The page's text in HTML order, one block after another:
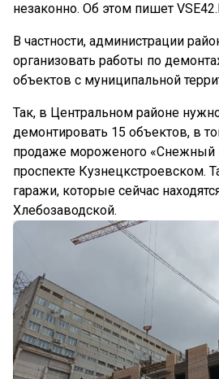
незаконно. Об этом пишет
В частности, администрации
организовать работы по
объектов с муниципальной
Так, в Центральном районе
демонтировать 15 объектов, в
продаже мороженого «Снежный
проспекте Кузнецкстроевском.
гаражи, которые сейчас
Хлебозаводской.